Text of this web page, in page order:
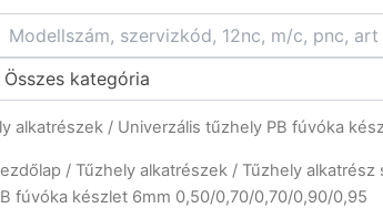
Összes kategória
alkatrészek / Univerzális tűzhely PB fúvóka
/ Tűzhely alkatrészek/ Tűzhely alkatrész
fúvóka készlet 6mm 0,50/0,70/0,70/0,90/0,95